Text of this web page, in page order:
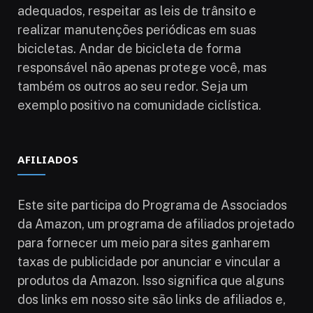
adequados, respeitar as leis de trânsito e
realizar manutenções periódicas em suas
bicicletas. Andar de bicicleta de forma
responsável não apenas protege você, mas
também os outros ao seu redor. Seja um
exemplo positivo na comunidade ciclística.
AFILIADOS
Este site participa do Programa de Associados
da Amazon, um programa de afiliados projetado
para fornecer um meio para sites ganharem
taxas de publicidade por anunciar e vincular a
produtos da Amazon. Isso significa que alguns
dos links em nosso site são links de afiliados e,